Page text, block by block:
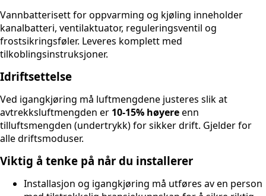
Vannbatterisett for oppvarming og kjøling inneholder
kanalbatteri, ventilaktuator, reguleringsventil og
frostsikringsføler. Leveres komplett med
tilkoblingsinstruksjoner.
Idriftsettelse
Ved igangkjøring må luftmengdene justeres slik at
avtrekksluftmengden er 10-15% høyereenn
tilluftsmengden (undertrykk) for sikker drift. Gjelder for
alle driftsmoduser.
Viktig å tenke på når du installerer
Installasjon og igangkjøring må utføres av en person